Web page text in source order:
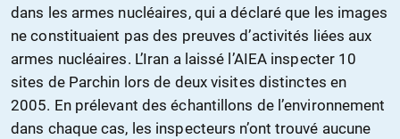
dans les armes nucléaires, qui a déclaré que les images
ne constituaient pas des preuves d’activités liées aux
armes nucléaires. L’Iran a laissé l’AIEA inspecter 10
sites de Parchin lors de deux visites distinctes en
2005. En prélevant des échantillons de l’environnement
dans chaque cas, les inspecteurs n’ont trouvé aucune